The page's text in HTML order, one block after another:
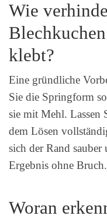
Wie
klebt?
Eine gründliche
Sie die Springform
sie mit Mehl. Lassen
dem Lösen
sich der Rand sauber
Ergebnis ohne Bruch.
Woran